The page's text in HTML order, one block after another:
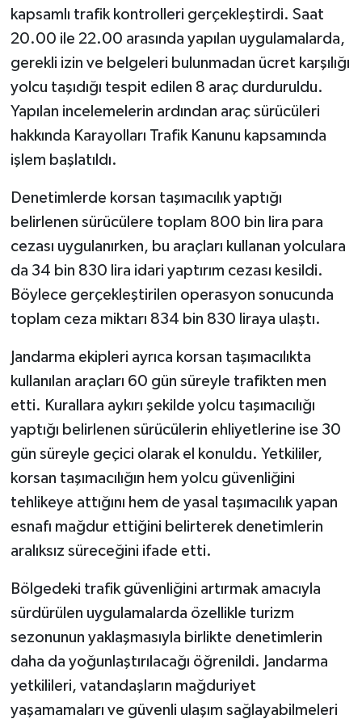
kapsamlı trafik kontrolleri gerçekleştirdi. Saat
20.00 ile 22.00 arasında yapılan uygulamalarda,
gerekli izin ve belgeleri bulunmadan ücret karşılığı
yolcu taşıdığı tespit edilen 8 araç durduruldu.
Yapılan incelemelerin ardından araç sürücüleri
hakkında Karayolları Trafik Kanunu kapsamında
işlem başlatıldı.
Denetimlerde korsan taşımacılık yaptığı
belirlenen sürücülere toplam 800 bin lira para
cezası uygulanırken, bu araçları kullanan yolculara
da 34 bin 830 lira idari yaptırım cezası kesildi.
Böylece gerçekleştirilen operasyon sonucunda
toplam ceza miktarı 834 bin 830 liraya ulaştı.
Jandarma ekipleri ayrıca korsan taşımacılıkta
kullanılan araçları 60 gün süreyle trafikten men
etti. Kurallara aykırı şekilde yolcu taşımacılığı
yaptığı belirlenen sürücülerin ehliyetlerine ise 30
gün süreyle geçici olarak el konuldu. Yetkililer,
korsan taşımacılığın hem yolcu güvenliğini
tehlikeye attığını hem de yasal taşımacılık yapan
esnafı mağdur ettiğini belirterek denetimlerin
aralıksız süreceğini ifade etti.
Bölgedeki trafik güvenliğini artırmak amacıyla
sürdürülen uygulamalarda özellikle turizm
sezonunun yaklaşmasıyla birlikte denetimlerin
daha da yoğunlaştırılacağı öğrenildi. Jandarma
yetkilileri, vatandaşların mağduriyet
yaşamamaları ve güvenli ulaşım sağlayabilmeleri